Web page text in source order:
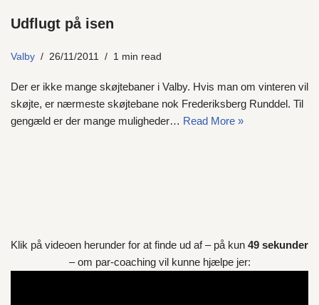
Udflugt på isen
Valby 26/11/2011 1 min read
Der er ikke mange skøjtebaner i Valby. Hvis man om vinteren vil
skøjte, er nærmeste skøjtebane nok Frederiksberg Runddel. Til
gengæld er der mange muligheder… Read More »
Klik på videoen herunder for at finde ud af – på kun 49 sekunder
– om par-coaching vil kunne hjælpe jer: